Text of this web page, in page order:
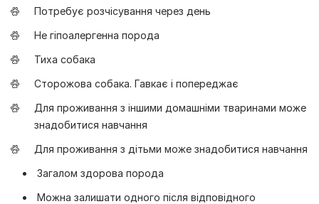
Потребує розчісування через день
Не гіпоалергенна порода
Тиха собака
Сторожова собака. Гавкає і попереджає
Для проживання з іншими домашніми тваринами може
знадобитися навчання
Для проживання з дітьми може знадобитися навчання
Загалом здорова порода
Можна залишати одного після відповідного